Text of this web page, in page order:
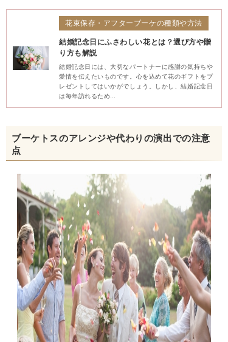
花束保存・アフターブーケの種類や方法
結婚記念日にふさわしい花とは？選び方や贈
り方も解説
結婚記念日には、大切なパートナーに感謝の気持ちや
愛情を伝えたいものです。心を込めて花のギフトをプ
レゼントしてはいかがでしょう。しかし、結婚記念日
は毎年訪れるため…
ブーケトスのアレンジや代わりの演出での注意
点